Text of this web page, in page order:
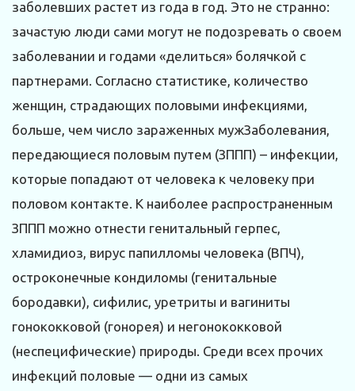
заболевших растет из года в год. Это не странно:
зачастую люди сами могут не подозревать о своем
заболевании и годами «делиться» болячкой с
партнерами. Согласно статистике, количество
женщин, страдающих половыми инфекциями,
больше, чем число зараженных мужЗаболевания,
передающиеся половым путем (ЗППП) – инфекции,
которые попадают от человека к человеку при
половом контакте. К наиболее распространенным
ЗППП можно отнести генитальный герпес,
хламидиоз, вирус папилломы человека (ВПЧ),
остроконечные кондиломы (генитальные
бородавки), сифилис, уретриты и вагиниты
гонококковой (гонорея) и негонококковой
(неспецифические) природы. Среди всех прочих
инфекций половые — одни из самых